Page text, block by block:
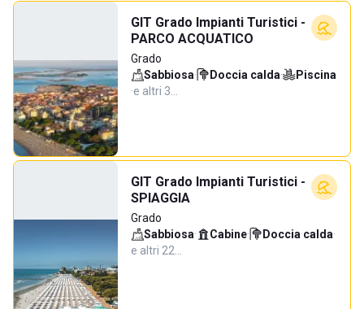
GIT Grado Impianti Turistici -
PARCO ACQUATICO
Grado
Sabbiosa· Doccia calda·
Piscina
·e altri 3…
GIT Grado Impianti Turistici -
SPIAGGIA
Grado
Sabbiosa· Cabine· Doccia calda·
e altri 22…